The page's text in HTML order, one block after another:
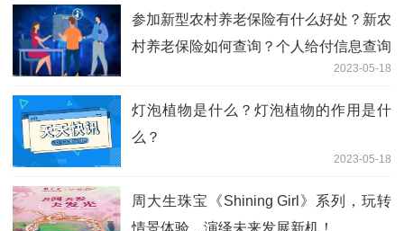
参加新型农村养老保险有什么好处？新农
村养老保险如何查询？个人给付信息查询
2023-05-18
灯泡植物是什么？灯泡植物的作用是什
么？
2023-05-18
周大生珠宝《Shining Girl》系列，玩转